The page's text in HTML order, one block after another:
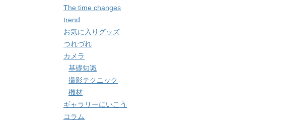
The time changes
trend
お気に入りグッズ
つれづれ
カメラ
基礎知識
撮影テクニック
機材
ギャラリーにいこう
コラム